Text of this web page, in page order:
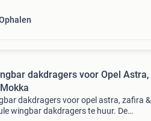
dakdragers voor Opel Astra,
dakdragers voor opel astra, zafira &
wingbar dakdragers te huur. De